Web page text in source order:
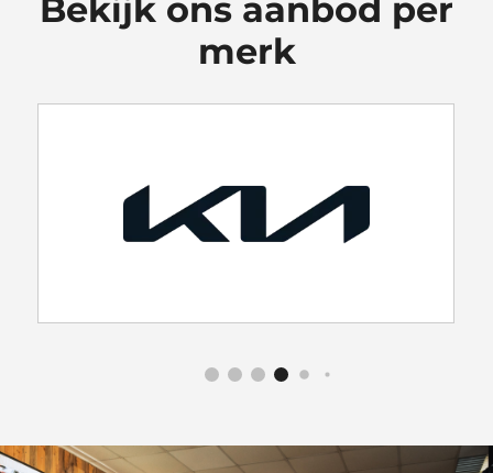
Bekijk ons aanbod per
merk